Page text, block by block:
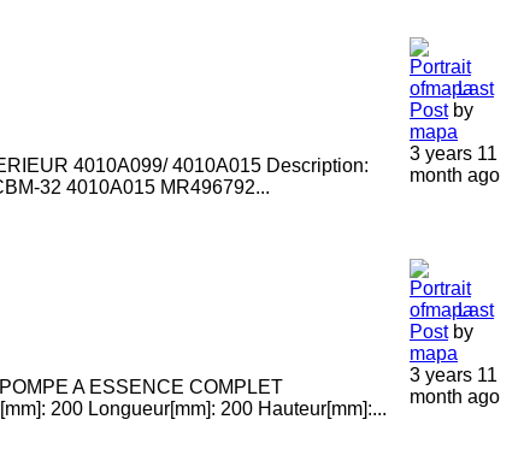
4010A099/ 4010A015 Description:
32 4010A015 MR496792...
Last
Postby
mapa
3 years 11
month ago
A ESSENCE COMPLET
200 Longueur[mm]: 200 Hauteur[mm]:...
Last
Postby
mapa
3 years 11
month ago